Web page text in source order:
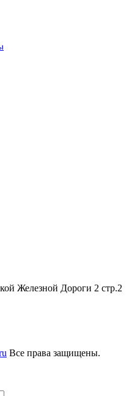
Железной Дороги 2 стр.2
Все права защищены.